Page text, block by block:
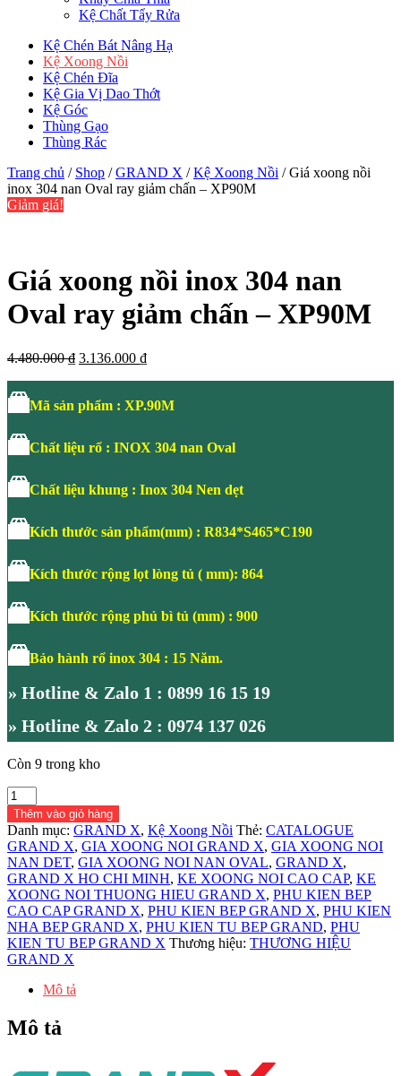
Kệ Chất Tẩy Rửa
Kệ Chén Bát Nâng Hạ
Kệ Xoong Nồi
Kệ Chén Đĩa
Kệ Gia Vị Dao Thớt
Kệ Góc
Thùng Gạo
Thùng Rác
Trang chủ / Shop /GRAND X /Kệ Xoong Nồi / Giá xoong nồi
inox 304 nan Oval ray giảm chấn – XP90M
Giảm giá!
Giá xoong nồi inox 304 nan
Oval ray giảm chấn – XP90M
4.480.000₫ Giá
4.480.000 ₫.
3.136.000 ₫Giá
là:
Mã sản phẩm : XP.90M
Chất liệu rổ : INOX 304 nan Oval
Chất liệu khung : Inox 304 Nen dẹt
Kích thước sản phẩm(mm) : R834*S465*C190
Kích thước rộng lọt lòng tủ ( mm): 864
Kích thước rộng phủ bì tủ (mm) : 900
Bảo hành rổ inox 304 : 15 Năm.
» Hotline & Zalo 1 : 0899 16 15 19
» Hotline & Zalo 2 : 0974 137 026
Còn 9 trong kho
Giá
xoong
nồi
inox
304
nan
Oval
ray
giảm
chấn
-
XP90M
Thêm vào giỏ hàng
Danh mục: GRAND X, Kệ Xoong Nồi Thẻ: CATALOGUE
GRAND X, GIA XOONG NOI GRAND X, GIA XOONG NOI
NAN DET, GIA XOONG NOI NAN OVAL, GRAND X,
GRAND X HO CHI MINH, KE XOONG NOI CAO CAP, KE
XOONG NOI THUONG HIEU GRAND X, PHU KIEN BEP
CAO CAP GRAND X, PHU KIEN BEP GRAND X, PHU KIEN
NHA BEP GRAND X, PHU KIEN TU BEP GRAND, PHU
KIEN TU BEP GRAND X Thương hiệu: THƯƠNG HIỆU
GRAND X
Mô tả
Mô tả